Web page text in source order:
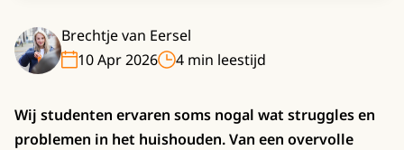
Brechtje van Eersel
10 Apr 2026
4 min leestijd
Wij studenten ervaren soms nogal wat struggles en
problemen in het huishouden. Van een overvolle